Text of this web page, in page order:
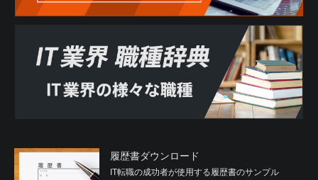
履歴書ダウンロード
IT転職の成功者が使用する履歴書のサンプル